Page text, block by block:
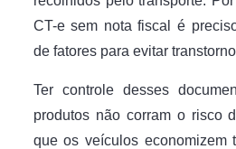
CT-e sem nota fiscal é
de fatores para evitar
Ter controle desses
produtos não corram o risco
que os veículos economizem